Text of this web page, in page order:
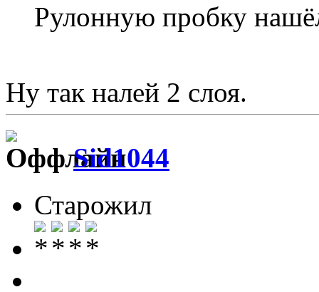
Рулонную пробку
Ну так налей 2 слоя.
Sid1044
Старожил